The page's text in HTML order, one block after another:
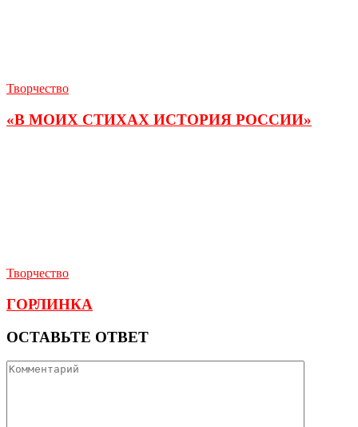
Творчество
«В МОИХ СТИХАХ ИСТОРИЯ РОССИИ»
Творчество
ГОРЛИНКА
ОСТАВЬТЕ ОТВЕТ